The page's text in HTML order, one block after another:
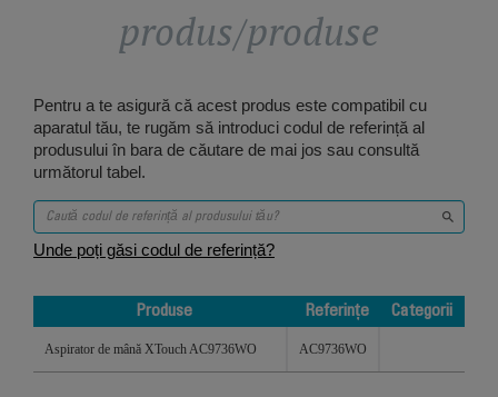
produs/produse
Pentru a te asigură că acest produs este compatibil cu
aparatul tău, te rugăm să introduci codul de referință al
produsului în bara de căutare de mai jos sau consultă
următorul tabel.
Unde poți găsi codul de referință?
Produse Referințe
Categorii
Aspirator de mână XTouch​ AC9736WO​ AC9736WO